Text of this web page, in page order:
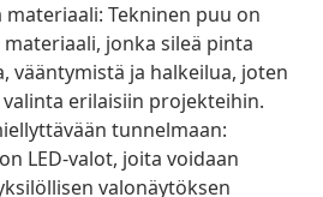
materiaali: Tekninen puu on
materiaali, jonka sileä pinta
vääntymistä ja halkeilua, joten
erilaisiin projekteihin.
tunnelmaan:
LED-valot, joita voidaan
valonäytöksen